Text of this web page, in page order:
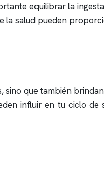
equilibrar la
salud pueden
sino que también
influir en tu ciclo de